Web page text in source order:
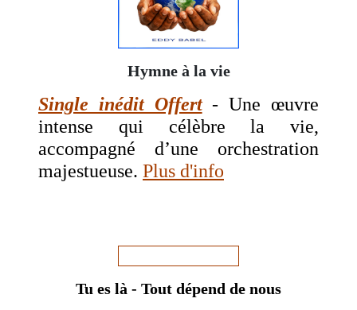
Hymne à la vie
Single inédit Offert- Une œuvre
intense qui célèbre la vie,
accompagné d’une orchestration
majestueuse. Plus d'info
Tu es là - Tout dépend de nous